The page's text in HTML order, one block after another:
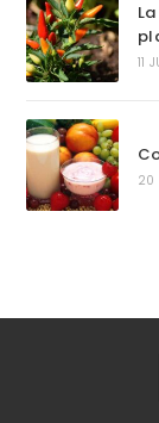
11
20